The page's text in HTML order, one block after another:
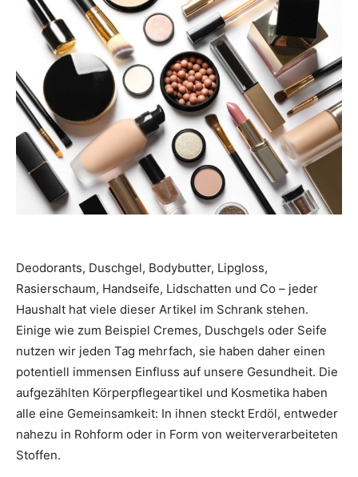
Deodorants, Duschgel, Bodybutter, Lipgloss,
Rasierschaum, Handseife, Lidschatten und Co – jeder
Haushalt hat viele dieser Artikel im Schrank stehen.
Einige wie zum Beispiel Cremes, Duschgels oder Seife
nutzen wir jeden Tag mehrfach, sie haben daher einen
potentiell immensen Einfluss auf unsere Gesundheit. Die
aufgezählten Körperpflegeartikel und Kosmetika haben
alle eine Gemeinsamkeit: In ihnen steckt Erdöl, entweder
nahezu in Rohform oder in Form von weiterverarbeiteten
Stoffen.